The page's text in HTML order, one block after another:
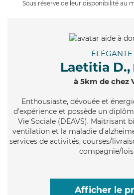
Sous réserve de leur disponibilité au
ÉLÉGANTE
Laetitia D.,
à 5km de chez
Enthousiaste, dévouée et
d'expérience et possède un
Vie Sociale (DEAVS). Maitrisant
ventilation et la maladie
services de activités, courses/
compagnie/
Afficher le